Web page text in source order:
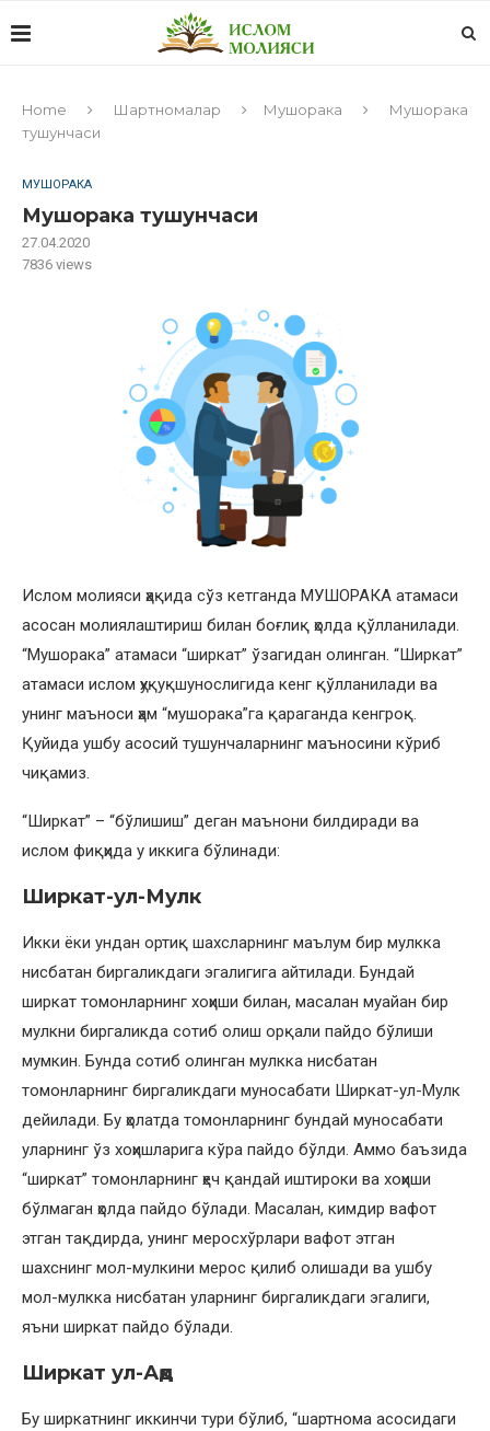
Home Шартномалар Мушорака
Мушорака
тушунчаси
МУШОРАКА
Мушорака тушунчаси
27.04.2020
7836 views
Ислом молияси ҳақида сўз кетганда МУШОРАКА атамаси
асосан молиялаштириш билан боғлиқ ҳолда қўлланилади.
“Мушорака” атамаси “ширкат” ўзагидан олинган. “Ширкат”
атамаси ислом ҳуқуқшунослигида кенг қўлланилади ва
унинг маъноси ҳам “мушорака”га қараганда кенгроқ.
Қуйида ушбу асосий тушунчаларнинг маъносини кўриб
чиқамиз.
“Ширкат” – “бўлишиш” деган маънони билдиради ва
ислом фиқҳида у иккига бўлинади:
Ширкат-ул-Мулк
Икки ёки ундан ортиқ шахсларнинг маълум бир мулкка
нисбатан биргаликдаги эгалигига айтилади. Бундай
ширкат томонларнинг хоҳиши билан, масалан муайан бир
мулкни биргаликда сотиб олиш орқали пайдо бўлиши
мумкин. Бунда сотиб олинган мулкка нисбатан
томонларнинг биргаликдаги муносабати Ширкат-ул-Мулк
дейилади. Бу ҳолатда томонларнинг бундай муносабати
уларнинг ўз хоҳишларига кўра пайдо бўлди. Аммо баъзида
“ширкат” томонларнинг ҳеч қандай иштироки ва хоҳиши
бўлмаган ҳолда пайдо бўлади. Масалан, кимдир вафот
этган тақдирда, унинг меросхўрлари вафот этган
шахснинг мол-мулкини мерос қилиб олишади ва ушбу
мол-мулкка нисбатан уларнинг биргаликдаги эгалиги,
яъни ширкат пайдо бўлади.
Ширкат ул-Ақд
Бу ширкатнинг иккинчи тури бўлиб, “шартнома асосидаги